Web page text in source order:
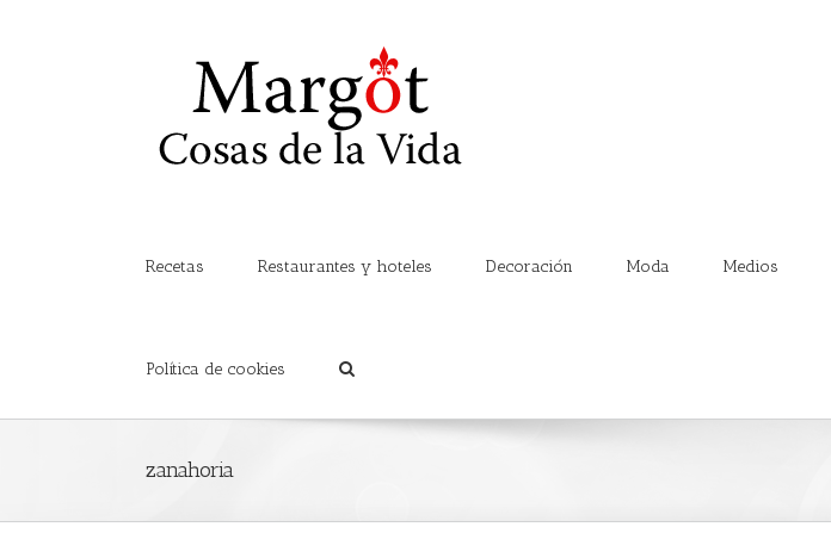
Recetas Restaurantes y hoteles Decoración Moda Medios
Política de cookies
zanahoria